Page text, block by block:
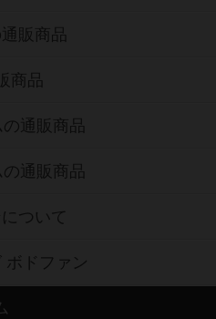
販商品
商品
通販商品
通販商品
ついて
ボドファン